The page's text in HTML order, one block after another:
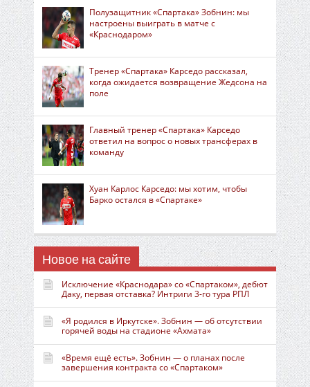
Полузащитник «Спартака» Зобнин: мы
настроены выиграть в матче с
«Краснодаром»
Тренер «Спартака» Карседо рассказал,
когда ожидается возвращение Жедсона на
поле
Главный тренер «Спартака» Карседо
ответил на вопрос о новых трансферах в
команду
Хуан Карлос Карседо: мы хотим, чтобы
Барко остался в «Спартаке»
Новое на сайте
Исключение «Краснодара» со «Спартаком», дебют
Даку, первая отставка? Интриги 3-го тура РПЛ
«Я родился в Иркутске». Зобнин — об отсутствии
горячей воды на стадионе «Ахмата»
«Время ещё есть». Зобнин — о планах после
завершения контракта со «Спартаком»